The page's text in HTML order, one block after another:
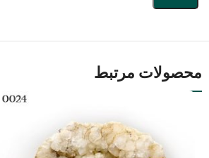
محصولات مرتبط